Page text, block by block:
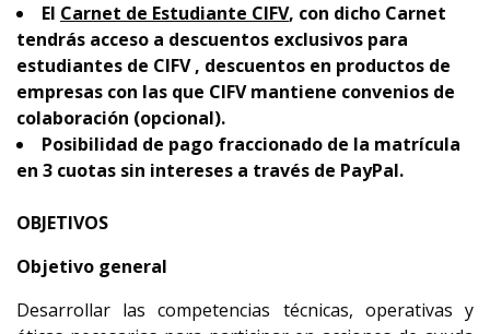
El Carnet de Estudiante CIFV, con dicho Carnet
tendrás acceso a descuentos exclusivos para
estudiantes de CIFV , descuentos en productos de
empresas con las que CIFV mantiene convenios de
colaboración (opcional).
Posibilidad de pago fraccionado de la matrícula
en 3 cuotas sin intereses a través de PayPal.
OBJETIVOS
Objetivo general
Desarrollar las competencias técnicas, operativas y